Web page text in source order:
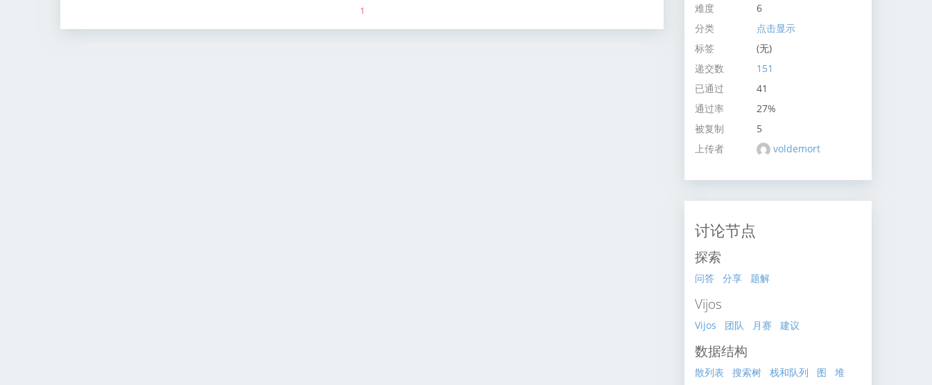
1
难度
6
分类
点击显示
标签
(无)
递交数
151
已通过
41
通过率
27%
被复制
5
上传者
voldemort
讨论节点
探索
问答 分享 题解
Vijos
Vijos 团队 月赛 建议
数据结构
散列表 搜索树 栈和队列 图 堆